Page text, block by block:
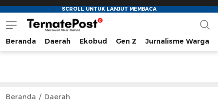
TernatePost.id
merawat akal sehat
Beranda Daerah Ekobud Gen Z Jurnalisme Warga
Beranda Daerah